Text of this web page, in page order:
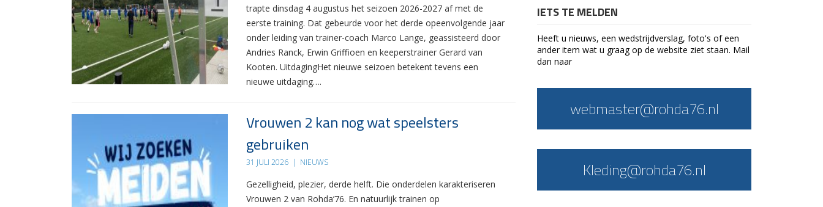
trapte dinsdag 4 augustus het seizoen 2026-2027 af met de
eerste training. Dat gebeurde voor het derde opeenvolgende jaar
onder leiding van trainer-coach Marco Lange, geassisteerd door
Andries Ranck, Erwin Griffioen en keeperstrainer Gerard van
Kooten. UitdagingHet nieuwe seizoen betekent tevens een
nieuwe uitdaging….
Vrouwen 2 kan nog wat speelsters
gebruiken
31 JULI 2026 | NIEUWS
Gezelligheid, plezier, derde helft. Die onderdelen karakteriseren
Vrouwen 2 van Rohda’76. En natuurlijk trainen op
IETS TE MELDEN
Heeft u nieuws, een wedstrijdverslag, foto's of een
ander item wat u graag op de website ziet staan. Mail
dan naar
webmaster@rohda76.nl
Kleding@rohda76.nl